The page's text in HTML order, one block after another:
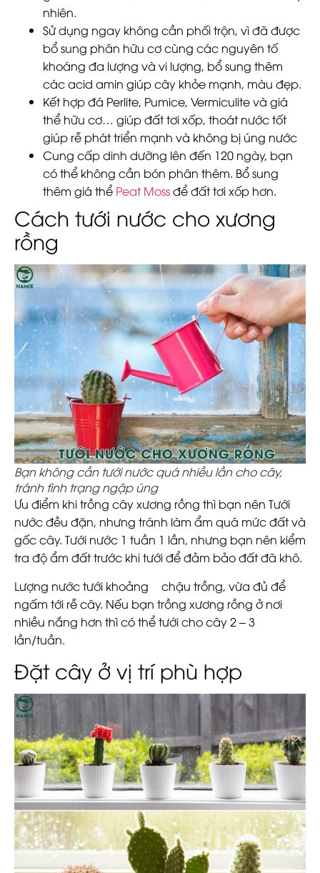
nhiên.
Sử dụng ngay không cần phối trộn, vì đã được
bổ sung phân hữu cơ cùng các nguyên tố
khoáng đa lượng và vi lượng, bổ sung thêm
các acid amin giúp cây khỏe mạnh, màu đẹp.
Kết hợp đá Perlite, Pumice, Vermiculite và giá
thể hữu cơ… giúp đất tơi xốp, thoát nước tốt
giúp rễ phát triển mạnh và không bị úng nước
Cung cấp dinh dưỡng lên đến 120 ngày, bạn
có thể không cần bón phân thêm. Bổ sung
thêm giá thể Peat Mossđể đất tơi xốp hơn.
Cách tưới nước cho xương
rồng
Bạn không cần tưới nước quá nhiều lần cho cây,
tránh tình trạng ngập úng
Ưu điểm khi trồng cây xương rồng thì bạn nên Tưới
nước đều đặn, nhưng tránh làm ẩm quá mức đất và
gốc cây. Tưới nước 1 tuần 1 lần, nhưng bạn nên kiểm
tra độ ẩm đất trước khi tưới để đảm bảo đất đã khô.
Lượng nước tưới khoảng ¾ chậu trồng, vừa đủ để
ngấm tới rễ cây. Nếu bạn trồng xương rồng ở nơi
nhiều nắng hơn thì có thể tưới cho cây 2 – 3
lần/tuần.
Đặt cây ở vị trí phù hợp